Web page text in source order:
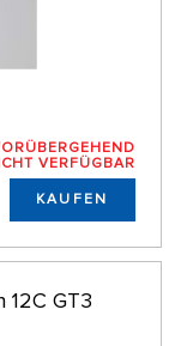
VERFÜGBAR
KAUFEN
12C GT3